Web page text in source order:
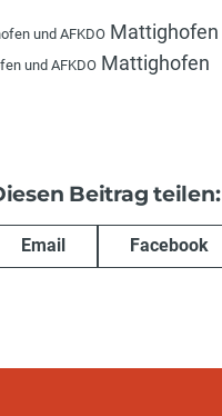
und AFKDO Mattighofen
und AFKDO Mattighofen
Beitrag teilen:
Email Facebook